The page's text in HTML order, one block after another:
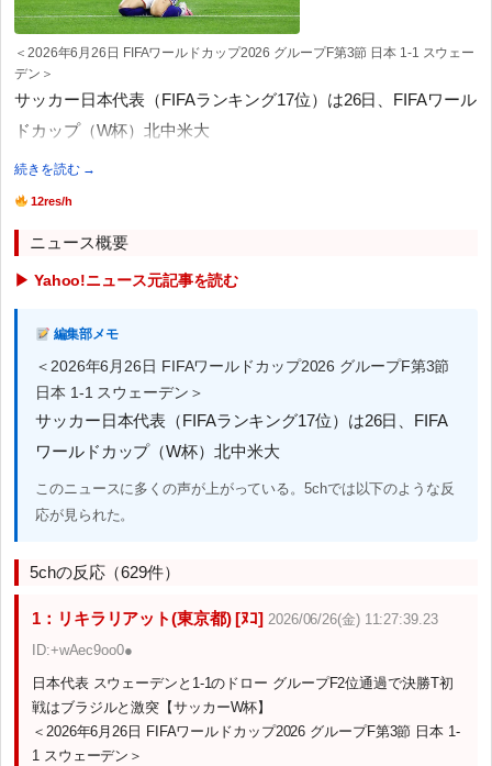
＜2026年6月26日 FIFAワールドカップ2026 グループF第3節 日本 1-1 スウェー
デン＞
サッカー日本代表（FIFAランキング17位）は26日、FIFAワール
ドカップ（W杯）北中米大
続きを読む →
12res/h
ニュース概要
▶ Yahoo!ニュース元記事を読む
編集部メモ
＜2026年6月26日 FIFAワールドカップ2026 グループF第3節
日本 1-1 スウェーデン＞
サッカー日本代表（FIFAランキング17位）は26日、FIFA
ワールドカップ（W杯）北中米大
このニュースに多くの声が上がっている。5chでは以下のような反
応が見られた。
5chの反応（629件）
1：リキラリアット(東京都) [ﾇｺ] 2026/06/26(金) 11:27:39.23
ID:+wAec9oo0●
日本代表 スウェーデンと1-1のドロー グループF2位通過で決勝T初
戦はブラジルと激突【サッカーW杯】
＜2026年6月26日 FIFAワールドカップ2026 グループF第3節 日本 1-
1 スウェーデン＞